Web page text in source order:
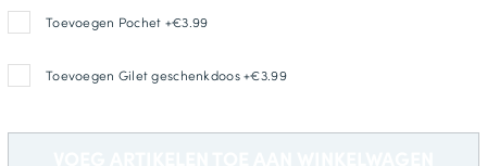
3XL: 137-142cm
Toevoegen Pochet +€3.99
Toevoegen Gilet geschenkdoos +€3.99